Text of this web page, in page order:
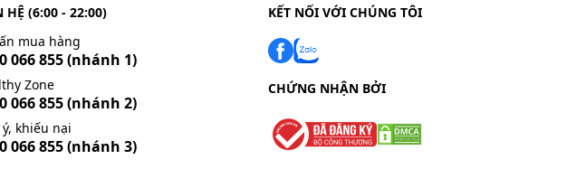
Nhẹ và hiếm gặp, thường do
HỆ (6:00 - 22:00)
mua hàng
066 855(nhánh 1)
Zone
066 855(nhánh 2)
ý, khiếu nại
066 855(nhánh 3)
KẾT NỐI VỚI CHÚNG TÔI
CHỨNG NHẬN BỞI